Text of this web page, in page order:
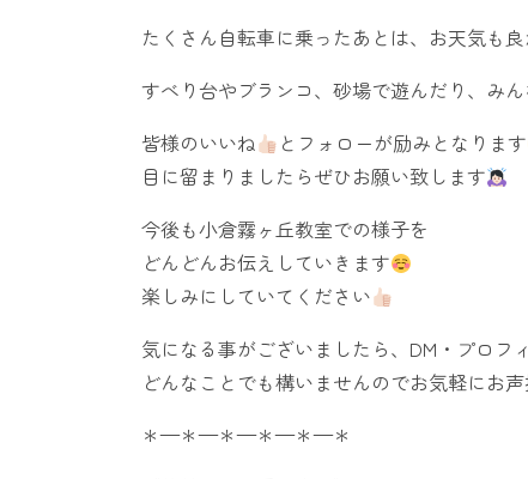
たくさん自転車に乗ったあとは、お天気も
すべり台やブランコ、砂場で遊んだり、み
皆様のいいね
とフォローが励みとなります
目に留まりましたらぜひお願い致します
今後も小倉霧ヶ丘教室での様子を
どんどんお伝えしていきます
楽しみにしていてください
気になる事がございましたら、DM・プロ
どんなことでも構いませんのでお気軽にお
＊—＊—＊—＊—＊—＊